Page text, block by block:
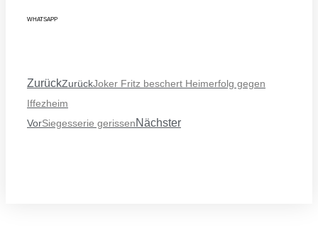
WHATSAPP
ZurückZurückJoker Fritz beschert Heimerfolg gegen
Iffezheim
VorSiegesserie gerissenNächster